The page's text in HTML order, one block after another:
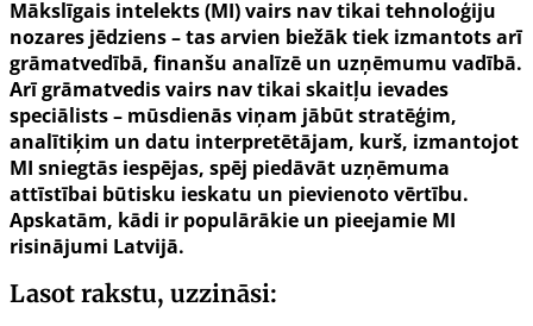
Mākslīgais intelekts (MI) vairs nav tikai tehnoloģiju
nozares jēdziens – tas arvien biežāk tiek izmantots arī
grāmatvedībā, finanšu analīzē un uzņēmumu vadībā.
Arī grāmatvedis vairs nav tikai skaitļu ievades
speciālists – mūsdienās viņam jābūt stratēģim,
analītiķim un datu interpretētājam, kurš, izmantojot
MI sniegtās iespējas, spēj piedāvāt uzņēmuma
attīstībai būtisku ieskatu un pievienoto vērtību.
Apskatām, kādi ir populārākie un pieejamie MI
risinājumi Latvijā.
Lasot rakstu, uzzināsi: